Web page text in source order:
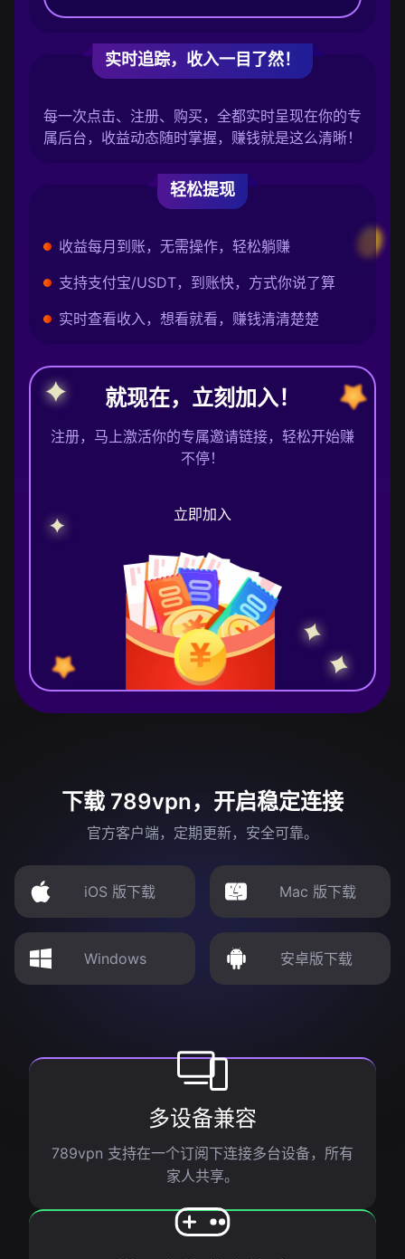
实时追踪，收入一目了然！
每一次点击、注册、购买，全都实时呈现在你的专
属后台，收益动态随时掌握，赚钱就是这么清晰！
轻松提现
收益每月到账，无需操作，轻松躺赚
支持支付宝/USDT，到账快，方式你说了算
实时查看收入，想看就看，赚钱清清楚楚
就现在，立刻加入！
注册，马上激活你的专属邀请链接，轻松开始赚
不停！
立即加入
下载 789vpn，开启稳定连接
官方客户端，定期更新，安全可靠。
iOS 版下载 Mac 版下载
Windows 安卓版下载
多设备兼容
789vpn 支持在一个订阅下连接多台设备，所有
家人共享。